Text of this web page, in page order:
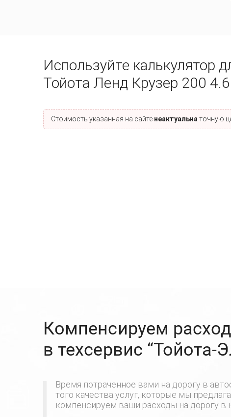
Используйте калькулятор
Тойота Ленд Крузер 200
Стоимость указанная на сайте неактуальна точную
Компенсируем
в техсервис “Тойота-
Время потраченное вами на дорогу в
того качества услуг, которые мы
компенсируем ваши расходы на дорогу в